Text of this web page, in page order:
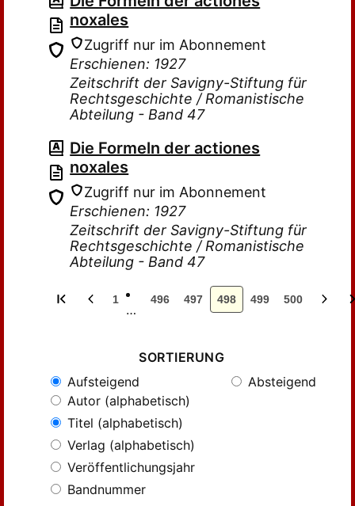
noxales
Zugriff nur im Abonnement
Erschienen: 1927
Zeitschrift der Savigny-Stiftung für
Rechtsgeschichte / Romanistische
Abteilung - Band 47
Die Formeln der actiones
noxales
Zugriff nur im Abonnement
Erschienen: 1927
Zeitschrift der Savigny-Stiftung für
Rechtsgeschichte / Romanistische
Abteilung - Band 47
1
…
496 497 498 499 500
SORTIERUNG
Aufsteigend
Absteigend
Autor (alphabetisch)
Titel (alphabetisch)
Verlag (alphabetisch)
Veröffentlichungsjahr
Bandnummer